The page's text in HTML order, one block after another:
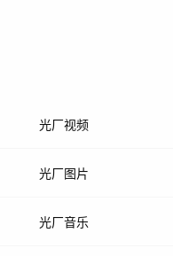
光厂视频
上传视频
光厂图片
上传图片
光厂音乐